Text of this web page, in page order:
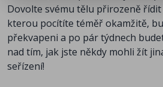
Dovolte svému tělu přirozeně řídit
kterou pocítíte téměř okamžitě,
překvapeni a po pár týdnech
nad tím, jak jste někdy mohli žít
seřízení!